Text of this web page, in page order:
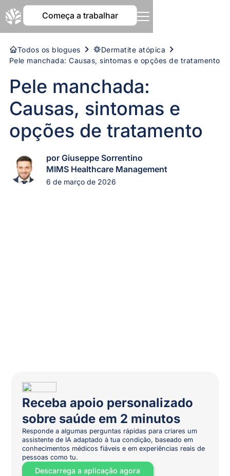
Começa a trabalhar
Todos os blogues
Dermatite atópica
Pele manchada: Causas, sintomas e opções de tratamento
Pele manchada:
Causas, sintomas e
opções de tratamento
por Giuseppe Sorrentino
MIMS Healthcare Management
6 de março de 2026
Receba apoio personalizado
sobre saúde em 2 minutos
Responde a algumas perguntas rápidas para criares um
assistente de IA adaptado à tua condição, baseado em
conhecimentos médicos fiáveis e em experiências reais de
pessoas como tu.
Descarrega a aplicação agora